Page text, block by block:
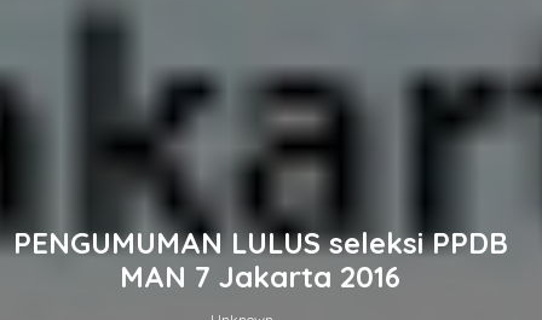
PENGUMUMAN LULUS seleksi PPDB
MAN 7 Jakarta 2016